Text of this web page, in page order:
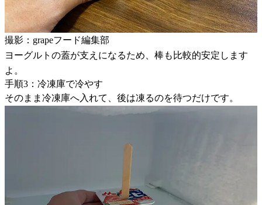
撮影：grapeフード編集部
ヨーグルトの蓋が支えになるため、棒も比較的安定します
よ。
手順3：冷凍庫で冷やす
そのまま冷凍庫へ入れて、後は凍るのを待つだけです。